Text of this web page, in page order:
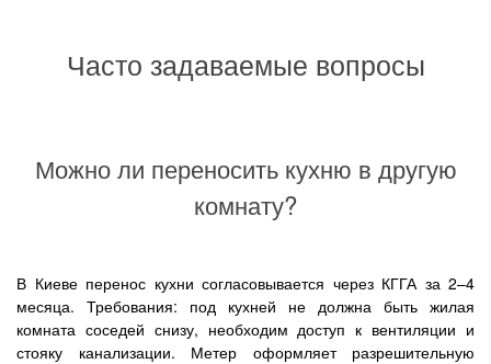
Часто задаваемые вопросы
Можно ли переносить кухню в другую
комнату?
В Киеве перенос кухни согласовывается через КГГА за 2–4
месяца. Требования: под кухней не должна быть жилая
комната соседей снизу, необходим доступ к вентиляции и
стояку канализации. Метер оформляет разрешительную